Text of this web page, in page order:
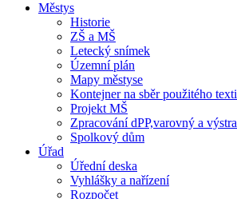
Městys
Historie
ZŠ a MŠ
Letecký snímek
Územní plán
Mapy městyse
Kontejner na sběr použitého
Projekt MŠ
Zpracování dPP,varovný a
Spolkový dům
Úřad
Úřední deska
Vyhlášky a nařízení
Rozpočet